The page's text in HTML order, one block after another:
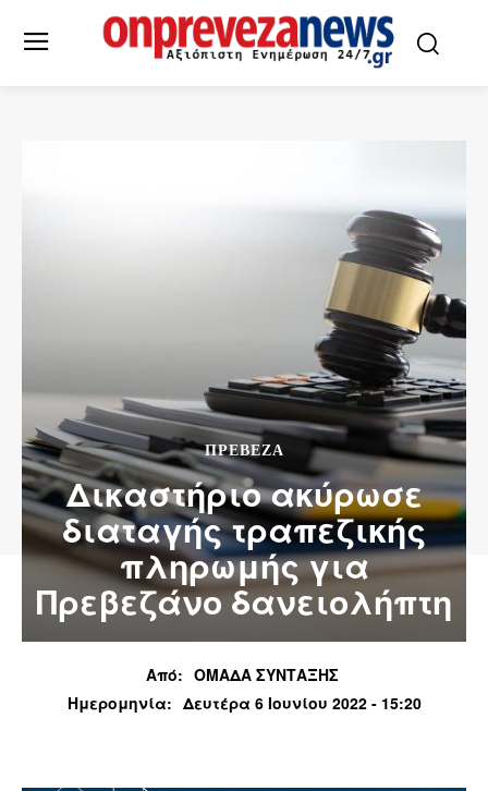
ΠΡΕΒΕΖΑ
Δικαστήριο ακύρωσε
διαταγής τραπεζικής
πληρωμής για
Πρεβεζάνo δανειολήπτη
Από: ΟΜΑΔΑ ΣΥΝΤΑΞΗΣ
Ημερομηνία: Δευτέρα 6 Ιουνίου 2022 - 15:20